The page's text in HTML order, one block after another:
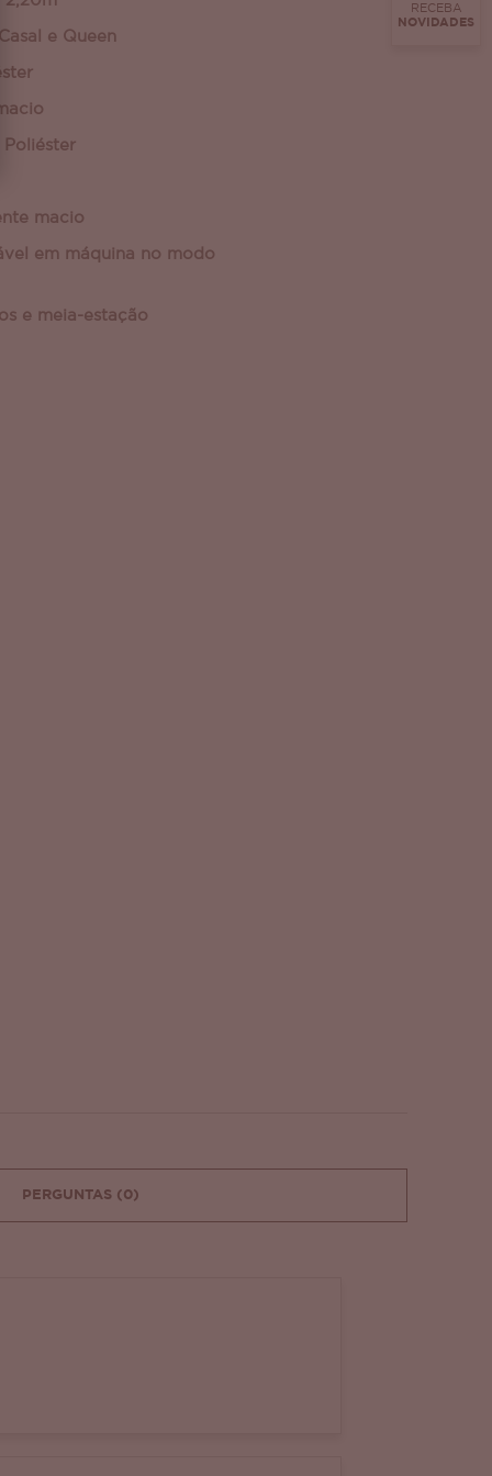
e Queen
Poliéster
macio
em máquina no modo
e meia-estação
PERGUNTAS (0)
RECEBA
NOVIDADES